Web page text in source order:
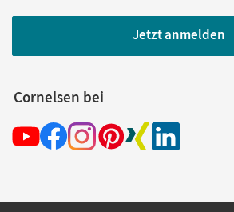
Jetzt anmelden
Cornelsen bei